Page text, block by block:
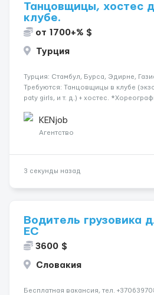
Танцовщицы, хостес
клубе.
от 1700+% $
Турция
Турция: Стамбул, Бурса, Эдирне,
Требуются: Танцовщицы в клубе
paty girls, и т. д.) + хостес.
загранпаспорта; Рабочая виза.
до год...
KENjob
Агентство
3 секунды назад
Водитель грузовика
ЕС
3600 $
Словакия
Бесплатная вакансия, тел.